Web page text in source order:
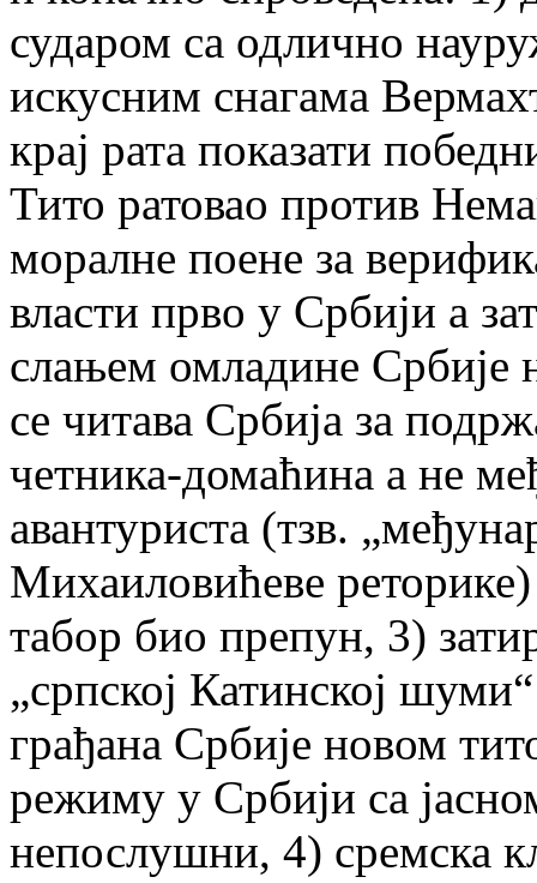
сударом са одлично
искусним снагама
крај рата показати
Тито ратовао против
моралне поене за
власти прво у Србији а
слањем омладине Србије
се читава Србија за
четника-домаћина а не
авантуриста (тзв.
Михаиловићеве
табор био препун, 3)
„српској Катинској
грађана Србије новом
режиму у Србији са
непослушни, 4) сремска